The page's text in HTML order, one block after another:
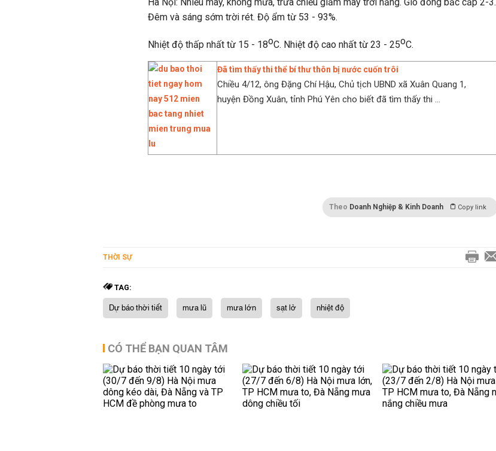
Đêm và sáng sớm trời rét. Độ ẩm từ 53 - 93%.
Nhiệt độ thấp nhất từ 15 - 18oC. Nhiệt độ cao nhất từ 23 - 25oC.
Đã tìm thấy thi thể bí thư thôn bị nước cuốn trôi
Chiều 4/12, ông Đặng Chí Hậu, Chủ tịch UBND xã Xuân Quang 1,
huyện Đồng Xuân, tỉnh Phú Yên cho biết đã tìm thấy thi ...
Theo Doanh Nghiệp & Kinh Doanh Copy link
THỜI SỰ
TAG:
Dự báo thời tiết mưa lũ mưa lớn sạt lở nhiệt độ
CÓ THỂ BẠN QUAN TÂM